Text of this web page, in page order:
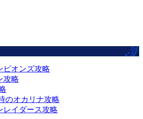
ピオンズ攻略
攻略
のオカリナ攻略
レイダース攻略